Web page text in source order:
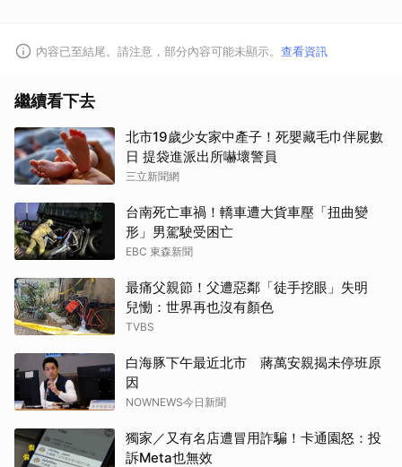
內容已至結尾。請注意，部分內容可能未顯示。 查看資訊
繼續看下去
北市19歲少女家中產子！死嬰藏毛巾伴屍數
日 提袋進派出所嚇壞警員
三立新聞網
台南死亡車禍！轎車遭大貨車壓「扭曲變
形」男駕駛受困亡
EBC 東森新聞
最痛父親節！父遭惡鄰「徒手挖眼」失明
兒慟：世界再也沒有顏色
TVBS
白海豚下午最近北市 蔣萬安親揭未停班原
因
NOWNEWS今日新聞
獨家／又有名店遭冒用詐騙！卡通園怒：投
訴Meta也無效